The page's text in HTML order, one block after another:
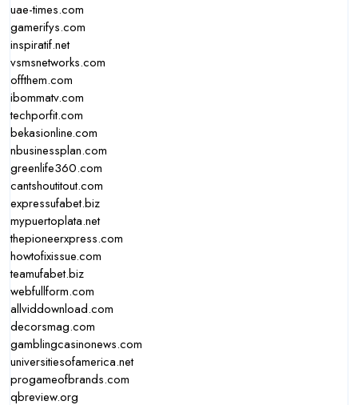
uae-times.com
gamerifys.com
inspiratif.net
vsmsnetworks.com
offthem.com
ibommatv.com
techporfit.com
bekasionline.com
nbusinessplan.com
greenlife360.com
cantshoutitout.com
expressufabet.biz
mypuertoplata.net
thepioneerxpress.com
howtofixissue.com
teamufabet.biz
webfullform.com
allviddownload.com
decorsmag.com
gamblingcasinonews.com
universitiesofamerica.net
progameofbrands.com
qbreview.org